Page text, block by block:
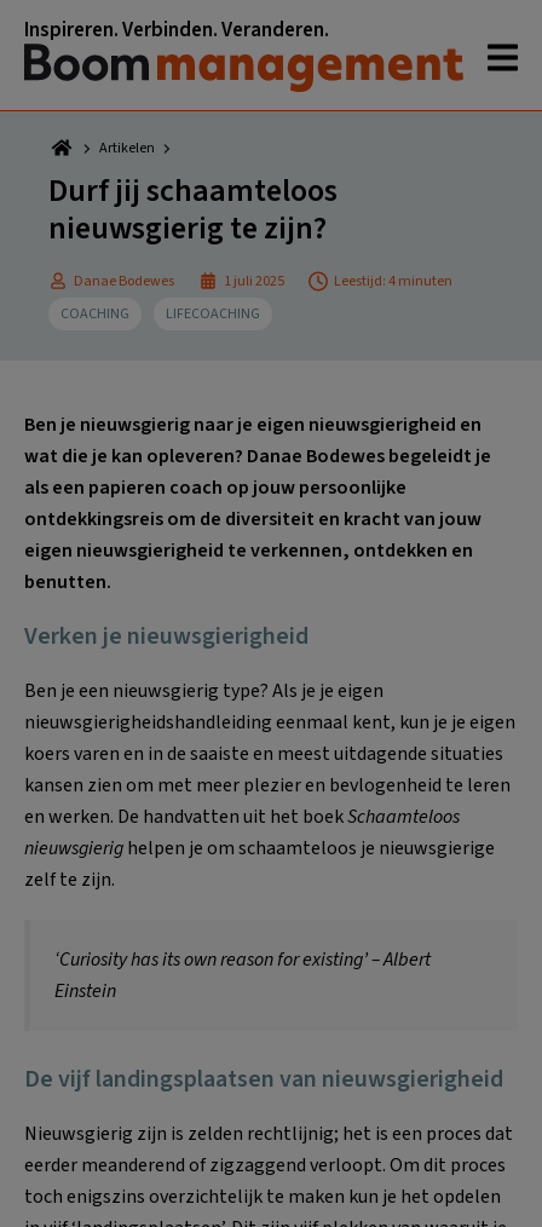
naar
hoofdnavigatie
naar
hoofd
inhoud
naar
eerste
sidebar
naar
voettekst
Inspireren. Verbinden. Veranderen.
Artikelen
Durf jij schaamteloos
nieuwsgierig te zijn?
Danae Bodewes 1 juli 2025
Leestijd: 4 minuten
COACHING
LIFECOACHING
Ben je nieuwsgierig naar je eigen nieuwsgierigheid en
wat die je kan opleveren? Danae Bodewes begeleidt je
als een papieren coach op jouw persoonlijke
ontdekkingsreis om de diversiteit en kracht van jouw
eigen nieuwsgierigheid te verkennen, ontdekken en
benutten.
Verken je nieuwsgierigheid
Ben je een nieuwsgierig type? Als je je eigen
nieuwsgierigheidshandleiding eenmaal kent, kun je je eigen
koers varen en in de saaiste en meest uitdagende situaties
kansen zien om met meer plezier en bevlogenheid te leren
en werken. De handvatten uit het boekSchaamteloos
nieuwsgierighelpen je om schaamteloos je nieuwsgierige
zelf te zijn.
‘Curiosity has its own reason for existing’ – Albert
Einstein
De vijf landingsplaatsen van nieuwsgierigheid
Nieuwsgierig zijn is zelden rechtlijnig; het is een proces dat
eerder meanderend of zigzaggend verloopt. Om dit proces
toch enigszins overzichtelijk te maken kun je het opdelen